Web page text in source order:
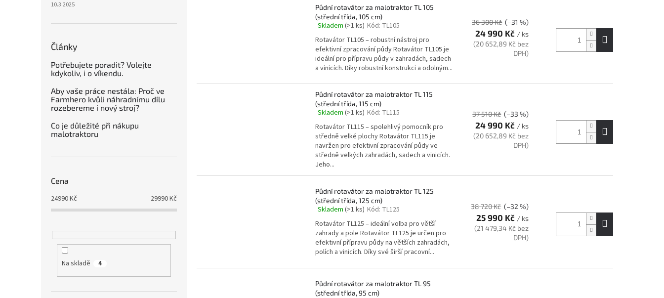
10.3.2025
Články
Potřebujete poradit? Volejte
kdykoliv, i o víkendu.
Aby vaše práce nestála: Proč ve
Farmhero kvůli náhradnímu dílu
rozebereme i nový stroj?
Co je důležité při nákupu
malotraktoru
Cena
24990Kč 29990Kč
Na skladě 4
t
d
Půdní rotavátor za malotraktor TL 105
(střední třída, 105 cm)
Průměrné
hodnocení
produktu
je
4,8
5
hvězdiček.
Skladem (>1 ks) Kód: TL105
Rotavátor TL105 – robustní nástroj pro
efektivní zpracování půdy Rotavátor TL105 je
ideální pro přípravu půdy v zahradách, sadech
a vinicích. Díky robustní konstrukci a odolným...
36 300 Kč (–31 %)
24 990 Kč / ks
(20 652,89 Kč bez
DPH)
Půdní rotavátor za malotraktor TL 115
(střední třída, 115 cm)
Průměrné
hodnocení
produktu
je
4,7
z
Skladem (>1 ks) Kód: TL115
Rotavátor TL115 – spolehlivý pomocník pro
středně velké plochy Rotavátor TL115 je
navržen pro efektivní zpracování půdy ve
středně velkých zahradách, sadech a vinicích.
Jeho...
37 510 Kč (–33 %)
24 990 Kč / ks
(20 652,89 Kč bez
DPH)
Půdní rotavátor za malotraktor TL 125
(střední třída, 125 cm)
Průměrné
hodnocení
produktu
je
5,0
z
5
Skladem (>1 ks) Kód: TL125
Rotavátor TL125 – ideální volba pro větší
zahrady a pole Rotavátor TL125 je určen pro
efektivní přípravu půdy na větších zahradách,
polích a vinicích. Díky své širší pracovní...
38 720 Kč (–32 %)
25 990 Kč / ks
(21 479,34 Kč bez
DPH)
Půdní rotavátor za malotraktor TL 95
(střední třída, 95 cm)